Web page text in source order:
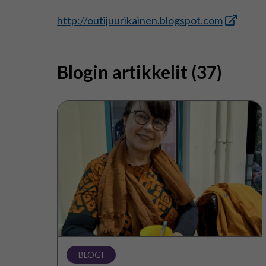
http://outijuurikainen.blogspot.com
Blogin artikkelit (37)
Hyvä
itseluottamus
seksuaalikasvatuksen
sydän
BLOGI